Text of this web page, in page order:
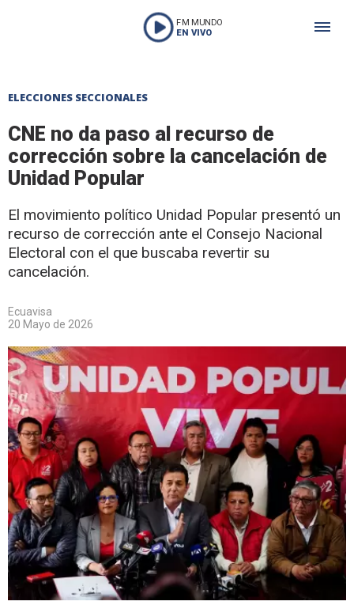
FM MUNDO
EN VIVO
ELECCIONES SECCIONALES
CNE no da paso al recurso de
corrección sobre la cancelación de
Unidad Popular
El movimiento político Unidad Popular presentó un
recurso de corrección ante el Consejo Nacional
Electoral con el que buscaba revertir su
cancelación.
Ecuavisa
20 Mayo de 2026